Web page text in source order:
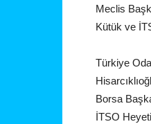
Meclis
Kütük ve
Türkiye
Borsa
İTSO